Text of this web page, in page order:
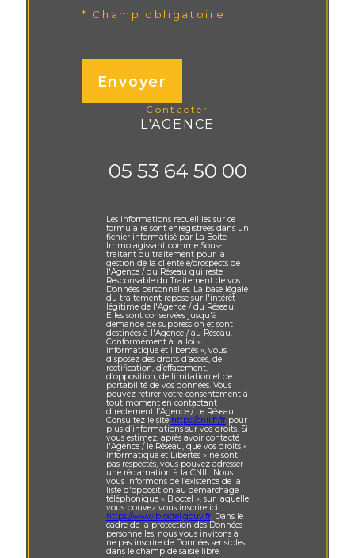
* Champ obligatoire
Envoyer
contacter
L'AGENCE
05 53 64 50 00
Les informations recueillies sur ce
formulaire sont enregistrées dans un
fichier informatisé par La Boite
Immo agissant comme Sous-
traitant du traitement pour la
gestion de la clientèle/prospects de
l'Agence / du Réseau qui reste
Responsable du Traitement de vos
Données personnelles. La base légale
du traitement repose sur l'intérêt
légitime de l'Agence / du Réseau.
Elles sont conservées jusqu'à
demande de suppression et sont
destinées à l'Agence / au Réseau.
Conformément à la loi «
informatique et libertés », vous
disposez des droits d’accès, de
rectification, d’effacement,
d’opposition, de limitation et de
portabilité de vos données. Vous
pouvez retirer votre consentement à
tout moment en contactant
directement l’Agence / Le Réseau.
Consultez le site https://cnil.fr/frpour
plus d’informations sur vos droits. Si
vous estimez, après avoir contacté
l'Agence / le Réseau, que vos droits «
Informatique et Libertés » ne sont
pas respectés, vous pouvez adresser
une réclamation à la CNIL. Nous
vous informons de l’existence de la
liste d'opposition au démarchage
téléphonique « Bloctel », sur laquelle
vous pouvez vous inscrire ici :
https://www.bloctel.gouv.fr. Dans le
cadre de la protection des Données
personnelles, nous vous invitons à
ne pas inscrire de Données sensibles
dans le champ de saisie libre.